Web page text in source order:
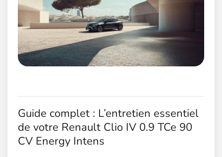
Guide complet : L’entretien essentiel
de votre Renault Clio IV 0.9 TCe 90
CV Energy Intens